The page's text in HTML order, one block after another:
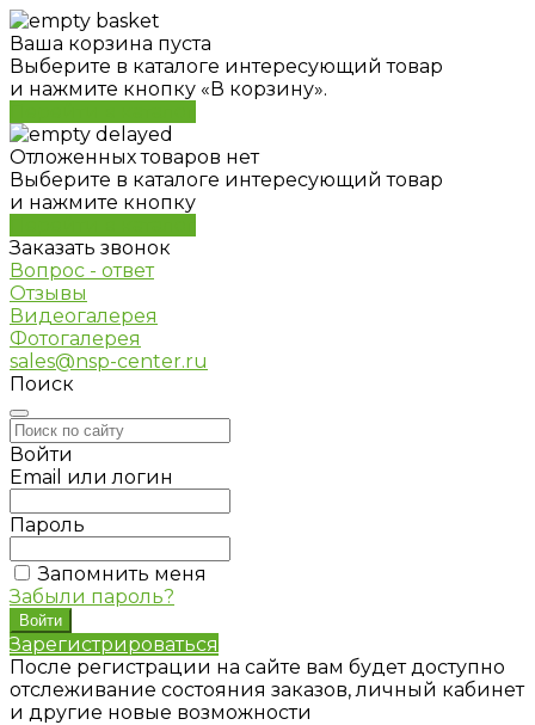
Ваша корзина пуста
Выберите в каталоге интересующий товар
и нажмите кнопку «В корзину».
Отложенных товаров нет
Выберите в каталоге интересующий товар
и нажмите кнопку
Заказать звонок
Вопрос - ответ
Отзывы
Видеогалерея
Фотогалерея
sales@nsp-center.ru
Поиск
Войти
Email или логин
Пароль
Запомнить меня
Забыли пароль?
Зарегистрироваться
После регистрации на сайте вам будет доступно
отслеживание состояния заказов, личный кабинет
и другие новые возможности